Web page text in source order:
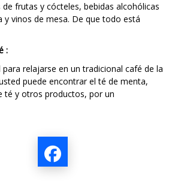
frutas y cócteles, bebidas alcohólicas
y vinos de mesa. De que todo está
:
para relajarse en un tradicional café de la
puede encontrar el té de menta,
té y otros productos, por un